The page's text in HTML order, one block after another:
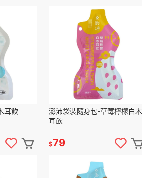
耳飲
澎沛袋裝隨身包-草莓檸檬白木
耳飲
$79